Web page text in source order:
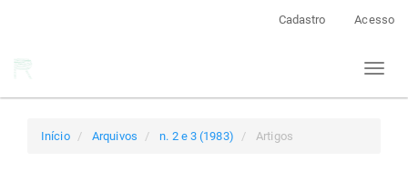
Cadastro Acesso
Toggle
Início Arquivos n. 2 e 3 (1983) Artigos